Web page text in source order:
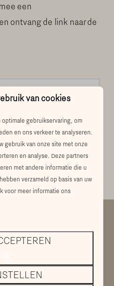
een
ontvang de link naar de
van cookies
gebruikservaring, om
en ons verkeer te analyseren.
gebruik van onze site met onze
en analyse. Deze partners
met andere informatie die u
verzameld op basis van uw
voor meer informatie ons